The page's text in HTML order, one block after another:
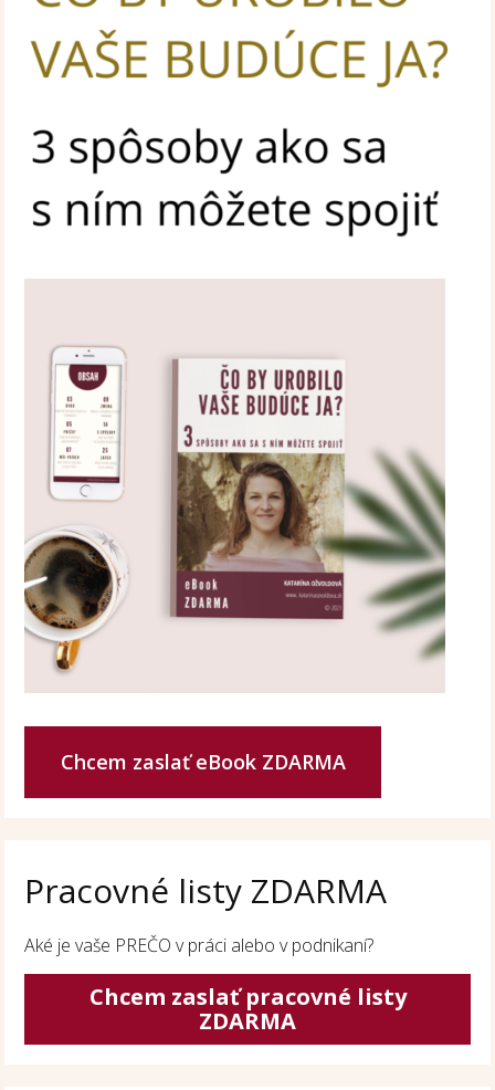
Chcem zaslať eBook ZDARMA
Pracovné listy ZDARMA
Aké je vaše PREČO v práci alebo v podnikaní?
Chcem zaslať pracovné listy
ZDARMA